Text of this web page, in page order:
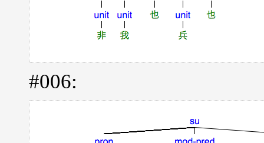
#006: